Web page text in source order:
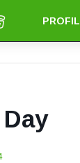
PROFIL